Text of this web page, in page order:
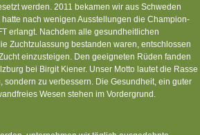
werden. 2011 bekamen wir aus Schweden
nach wenigen Ausstellungen die Champion-
erlangt. Nachdem alle gesundheitlichen
Zuchtzulassung bestanden waren, entschlossen
einzusteigen. Den geeigneten Rüden fanden
bei Birgit Kiener. Unser Motto lautet die Rasse
sondern zu verbessern. Die Gesundheit, ein guter
Wesen stehen im Vordergrund.